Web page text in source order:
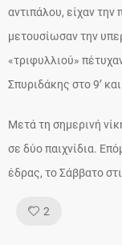
αντιπάλου, είχαν
μετουσίωσαν την
«τριφυλλιού»
Σπυριδάκης στο 9’
Μετά τη σημερινή
σε δύο παιχνίδια.
έδρας, το Σάββατο
2